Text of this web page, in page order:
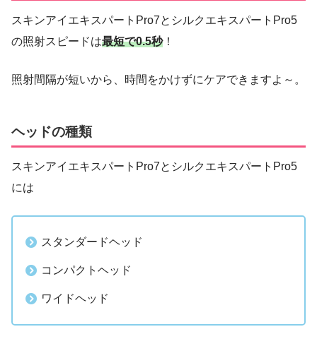
スキンアイエキスパートPro7とシルクエキスパートPro5
の照射スピードは最短で0.5秒！
照射間隔が短いから、時間をかけずにケアできますよ～。
ヘッドの種類
スキンアイエキスパートPro7とシルクエキスパートPro5
には
スタンダードヘッド
コンパクトヘッド
ワイドヘッド